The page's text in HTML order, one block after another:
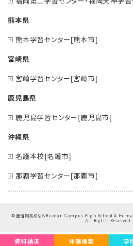
熊本県
熊本学習センター[熊本市]
宮崎県
宮崎学習センター[宮崎市]
鹿児島県
鹿児島学習センター[鹿児島市]
沖縄県
名護本校[名護市]
那覇学習センター[那覇市]
©通信制高校ならHuman Campus High School &
All Rights Reserved.
資料請求 体験検索 学